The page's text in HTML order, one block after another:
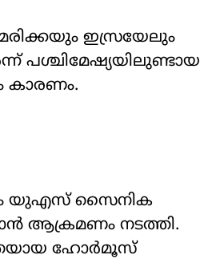
ഇസ്രയേലും
പശ്ചിമേഷ്യയിലുണ്ടായ
കാരണം.
യുഎസ് സൈനിക
ആക്രമണം നടത്തി.
ഹോർമൂസ്